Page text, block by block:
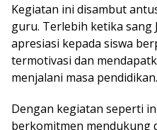
Kegiatan ini disambut
guru. Terlebih ketika sang
apresiasi kepada siswa
termotivasi dan
menjalani masa pendidikan.
Dengan kegiatan seperti
berkomitmen mendukung